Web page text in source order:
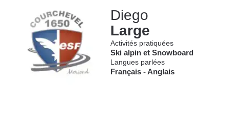
Diego
Large
Activités pratiquées
Ski alpin et Snowboard
Langues parlées
Français -Anglais